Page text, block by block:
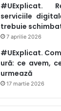
#UExplicat.
serviciile
trebuie
7 aprilie 2026
#UExplicat.
ură: ce avem,
urmează
17 martie 2026